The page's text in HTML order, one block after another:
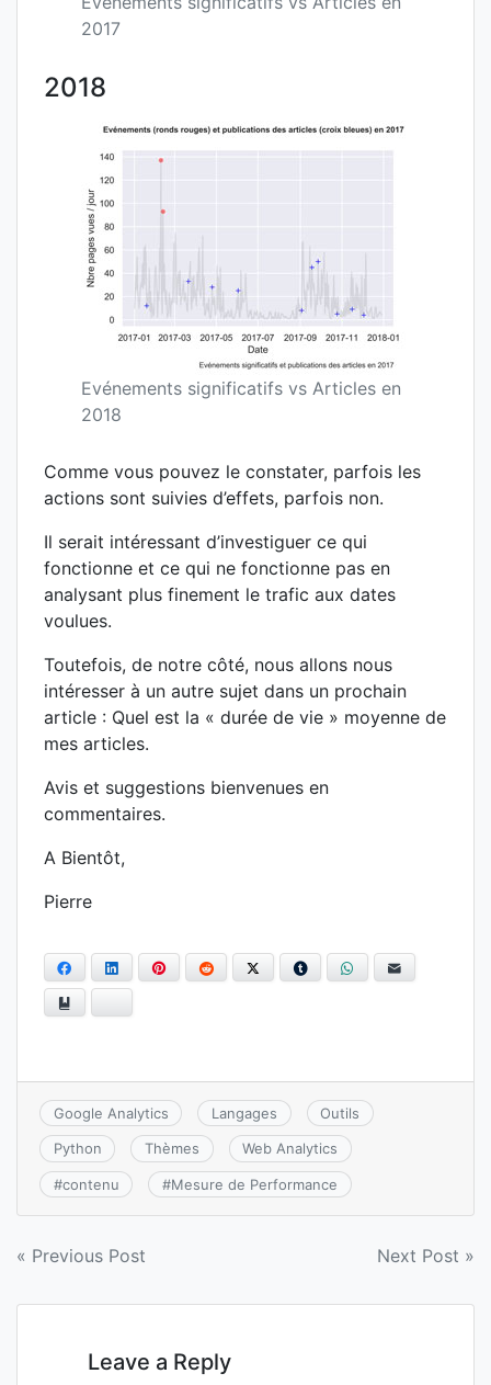
2017
2018
Evénements significatifs vs Articles en
2018
Comme vous pouvez le constater, parfois les
actions sont suivies d’effets, parfois non.
Il serait intéressant d’investiguer ce qui
fonctionne et ce qui ne fonctionne pas en
analysant plus finement le trafic aux dates
voulues.
Toutefois, de notre côté, nous allons nous
intéresser à un autre sujet dans un prochain
article : Quel est la « durée de vie » moyenne de
mes articles.
Avis et suggestions bienvenues en
commentaires.
A Bientôt,
Pierre
FacebookLinkedIn Pinterest Reddit Twitter Tumblr WhatsApp
Google Analytics Langages Outils
Python Thèmes Web Analytics
#contenu #Mesure de Performance
Navigation
de
l’article
« Previous Post Next Post »
Leave a Reply